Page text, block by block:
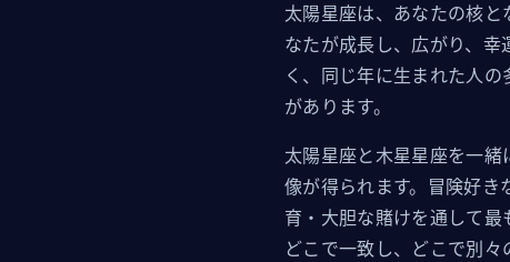
太陽星座は、あなたの核
なたが成長し、広がり、
く、同じ年に生まれた人
があります。
太陽星座と木星星座を一
像が得られます。冒険好
育・大胆な賭けを通して
どこで一致し、どこで別